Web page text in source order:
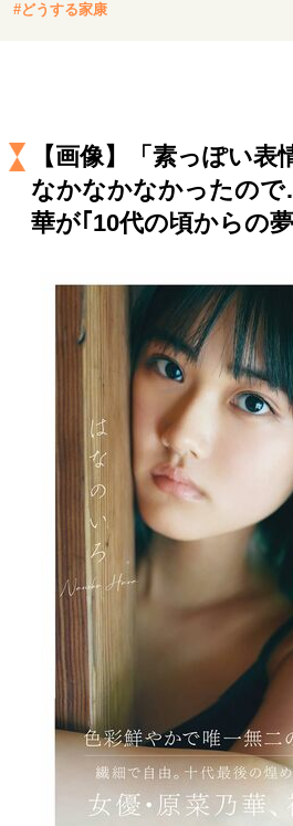
表現者の葛藤
セカンドキャリアの描き方
独立
大人の学び直し
ファーストキャ
夢を掴む選択
経営・ビジネス
リーダーの流儀 変革の原動力
トップが描く未来
マインドセット
重圧との向き合い方 一流のルー
忘れられない言葉
10代・20代の
ライフスタイル・生き方
親になるということ
病が教え
移住という選択
熱狂できるもの
私を彩るエッセンス
60代のネク
70代のグランドデザイン
社会・カルチャー・マネー
#どうする家康
【画像】「素っぽい
なかなかなかったの
華が｢10代の頃からの